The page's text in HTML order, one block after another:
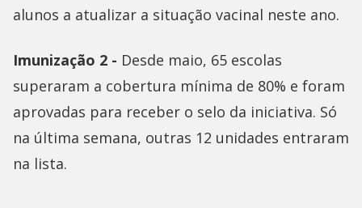
alunos a atualizar a situação vacinal neste ano.
Imunização 2 - Desde maio, 65 escolas
superaram a cobertura mínima de 80% e foram
aprovadas para receber o selo da iniciativa. Só
na última semana, outras 12 unidades entraram
na lista.